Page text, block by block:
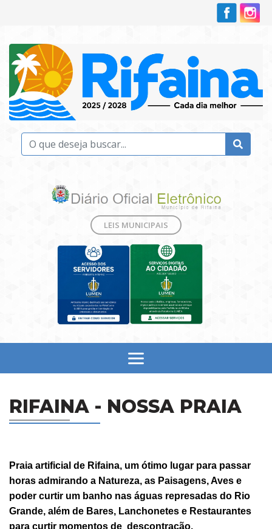
LEIS MUNICIPAIS
RIFAINA - NOSSA PRAIA
Praia artificial de Rifaina, um ótimo lugar para passar
horas admirando a Natureza, as Paisagens, Aves e
poder curtir um banho nas águas represadas do Rio
Grande, além de Bares, Lanchonetes e Restaurantes
para curtir momentos de descontração.